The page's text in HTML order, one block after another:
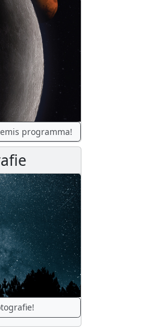
programma!